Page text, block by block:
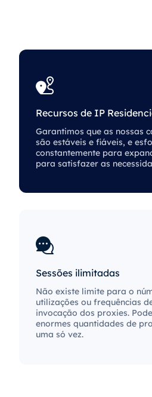
Recursos de IP
Garantimos que as nossas
são estáveis ​​e fiáveis, e
constantemente para
para satisfazer as
Sessões ilimitadas
Não existe limite para o
utilizações ou frequências
invocação dos proxies.
enormes quantidades de
uma só vez.